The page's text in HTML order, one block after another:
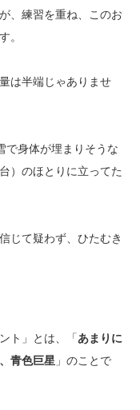
、練習を重ね、このお
。
は半端じゃありませ
で身体が埋まりそうな
）のほとりに立ってた
じて疑わず、ひたむき
ト」とは、「あまりに
青色巨星 」のことで